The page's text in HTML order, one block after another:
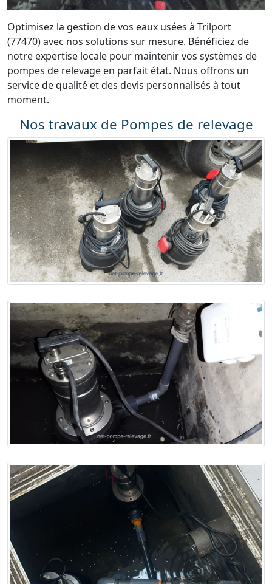
Optimisez la gestion de vos eaux usées à Trilport
(77470) avec nos solutions sur mesure. Bénéficiez de
notre expertise locale pour maintenir vos systèmes de
pompes de relevage en parfait état. Nous offrons un
service de qualité et des devis personnalisés à tout
moment.
Nos travaux de Pompes de relevage